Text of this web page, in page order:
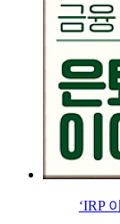
‘IRP